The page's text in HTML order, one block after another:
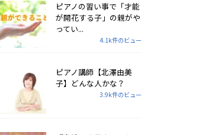
ピアノの習い事で「才能
が開花する子」の親がや
ってい...
4.1k件のビュー
ピアノ講師【北澤由美
子】どんな人かな？
3.9k件のビュー